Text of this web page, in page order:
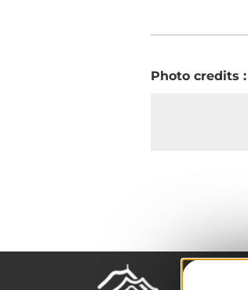
Photo credits :